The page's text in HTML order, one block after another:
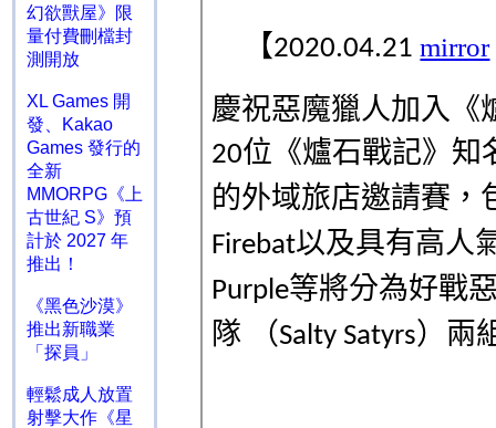
幻欲獸屋》限
量付費刪檔封
測開放
XL Games 開
發、Kakao
Games 發行的
全新
MMORPG《上
古世紀 S》預
計於 2027 年
推出！
《黑色沙漠》
推出新職業
「探員」
輕鬆成人放置
射擊大作《星